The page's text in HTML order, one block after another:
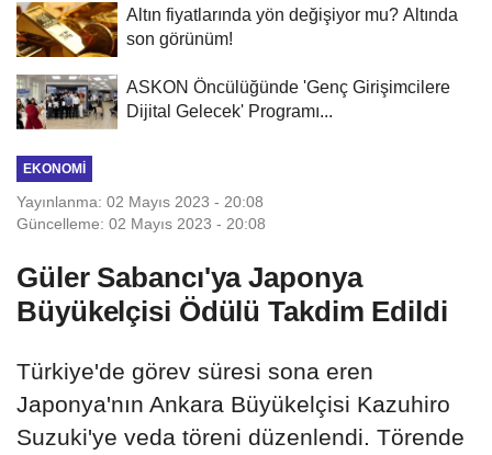
Altın fiyatlarında yön değişiyor mu? Altında
son görünüm!
ASKON Öncülüğünde 'Genç Girişimcilere
Dijital Gelecek' Programı...
EKONOMI
Yayınlanma: 02 Mayıs 2023 - 20:08
Güncelleme: 02 Mayıs 2023 - 20:08
Güler Sabancı'ya Japonya
Büyükelçisi Ödülü Takdim Edildi
Türkiye'de görev süresi sona eren
Japonya'nın Ankara Büyükelçisi Kazuhiro
Suzuki'ye veda töreni düzenlendi. Törende